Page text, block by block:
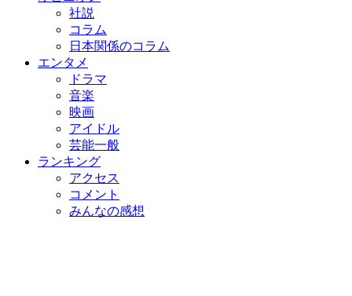
社説
コラム
日本関係のコラム
エンタメ
ドラマ
音楽
映画
アイドル
芸能一般
ランキング
アクセス
コメント
みんなの感想